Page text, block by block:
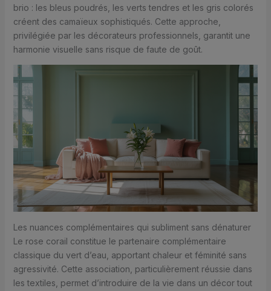
brio : les bleus poudrés, les verts tendres et les gris colorés
créent des camaïeux sophistiqués. Cette approche,
privilégiée par les décorateurs professionnels, garantit une
harmonie visuelle sans risque de faute de goût.
Les nuances complémentaires qui subliment sans dénaturer
Le rose corail constitue le partenaire complémentaire
classique du vert d’eau, apportant chaleur et féminité sans
agressivité. Cette association, particulièrement réussie dans
les textiles, permet d’introduire de la vie dans un décor tout